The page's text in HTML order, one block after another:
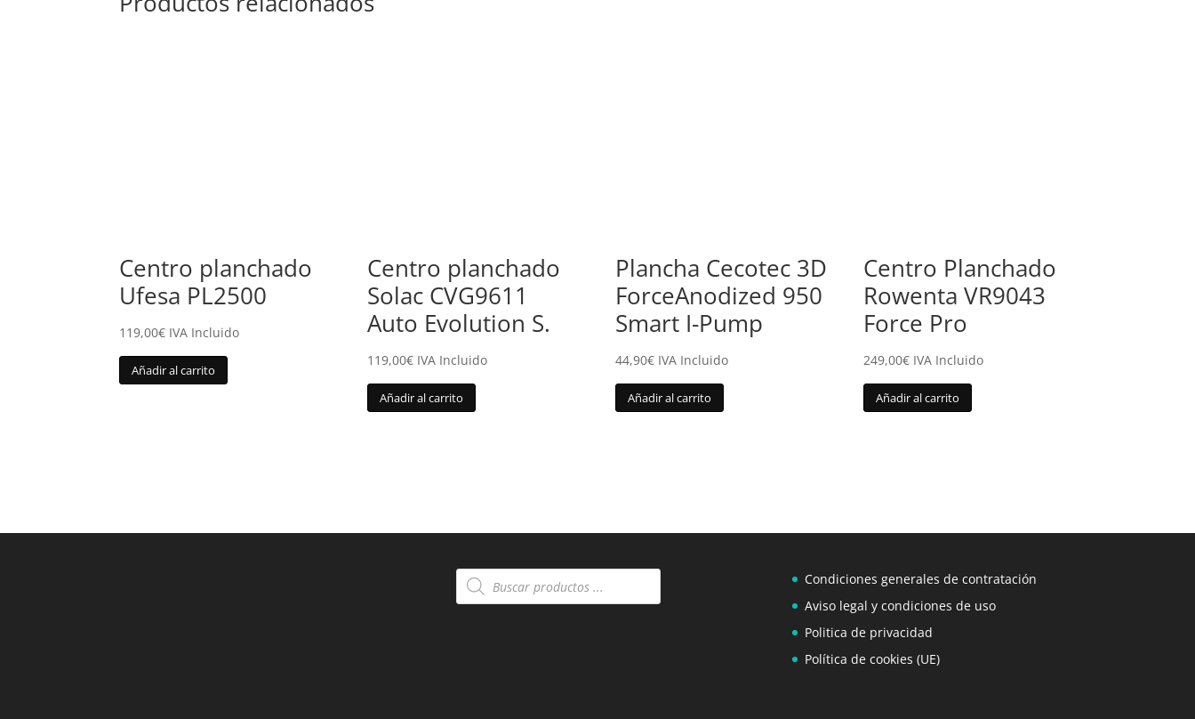
Centro planchado
Ufesa PL2500
119,00€ IVA Incluido
Añadir al carrito
Centro planchado
Solac CVG9611
Auto Evolution S.
119,00€ IVA Incluido
Añadir al carrito
Plancha Cecotec 3D
ForceAnodized 950
Smart I-Pump
44,90€ IVA Incluido
Añadir al carrito
Centro Planchado
Rowenta VR9043
Force Pro
249,00€ IVA Incluido
Añadir al carrito
Búsqueda
de
Condiciones generales de contratación
Aviso legal y condiciones de uso
Politica de privacidad
Política de cookies (UE)